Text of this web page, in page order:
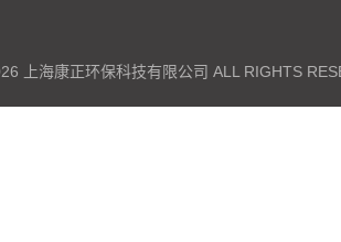
上海康正环保科技有限公司 ALL RIGHTS